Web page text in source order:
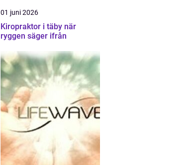
01 juni 2026
Kiropraktor i täby när
ryggen säger ifrån